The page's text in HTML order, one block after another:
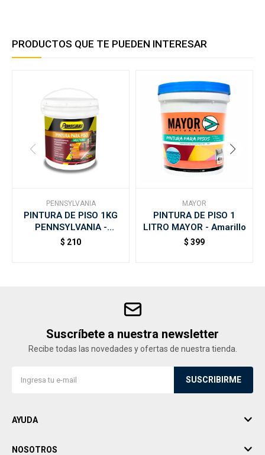
PRODUCTOS QUE TE PUEDEN INTERESAR
PENNSYLVANIA
PINTURA DE PISO 1KG
PENNSYLVANIA -
Amarillo
$ 210
MAYOR
PINTURA DE PISO 1
LITRO MAYOR - Amarillo
$ 399
Suscríbete a nuestra newsletter
Recibe todas las novedades y ofertas de nuestra tienda.
SUSCRIBIRME
AYUDA
NOSOTROS